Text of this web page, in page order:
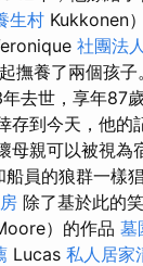
生村 Kukkonen
社團法
撫養了兩個孩子
去世，享年87
存到今天，他的
母親可以被視為
員的狼群一樣
除了基於此的
）的作品 墓
Lucas 私人居家